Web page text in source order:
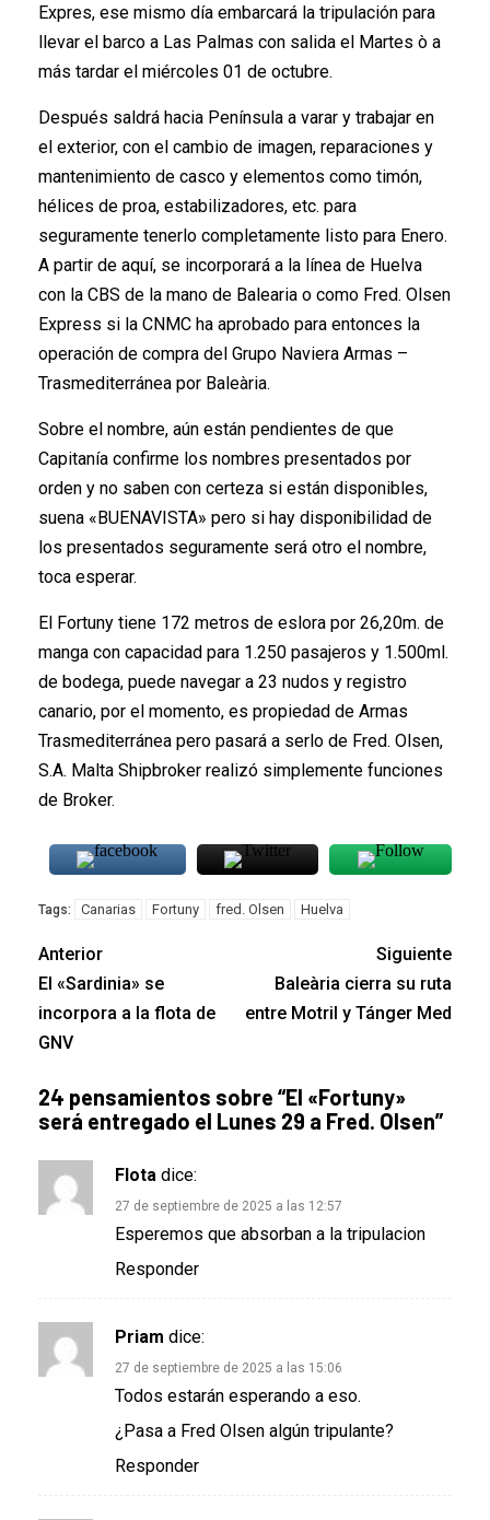
Expres, ese mismo día embarcará la tripulación para
llevar el barco a Las Palmas con salida el Martes ò a
más tardar el miércoles 01 de octubre.
Después saldrá hacia Península a varar y trabajar en
el exterior, con el cambio de imagen, reparaciones y
mantenimiento de casco y elementos como timón,
hélices de proa, estabilizadores, etc. para
seguramente tenerlo completamente listo para Enero.
A partir de aquí, se incorporará a la línea de Huelva
con la CBS de la mano de Balearia o como Fred. Olsen
Express si la CNMC ha aprobado para entonces la
operación de compra del Grupo Naviera Armas –
Trasmediterránea por Baleària.
Sobre el nombre, aún están pendientes de que
Capitanía confirme los nombres presentados por
orden y no saben con certeza si están disponibles,
suena «BUENAVISTA» pero si hay disponibilidad de
los presentados seguramente será otro el nombre,
toca esperar.
El Fortuny tiene 172 metros de eslora por 26,20m. de
manga con capacidad para 1.250 pasajeros y 1.500ml.
de bodega, puede navegar a 23 nudos y registro
canario, por el momento, es propiedad de Armas
Trasmediterránea pero pasará a serlo de Fred. Olsen,
S.A. Malta Shipbroker realizó simplemente funciones
de Broker.
Tags: Canarias Fortuny fred. Olsen Huelva
Anterior
El «Sardinia» se
incorpora a la flota de
GNV
Siguiente
Baleària cierra su ruta
entre Motril y Tánger Med
24 pensamientos sobre “El «Fortuny»
será entregado el Lunes 29 a Fred. Olsen”
Flota dice:
27 de septiembre de 2025 a las 12:57
Esperemos que absorban a la tripulacion
Responder
Priam dice:
27 de septiembre de 2025 a las 15:06
Todos estarán esperando a eso.
¿Pasa a Fred Olsen algún tripulante?
Responder